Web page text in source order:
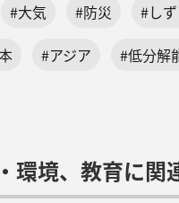
#大気 #防災 #し
#アジア #低分解
環境、教育に関